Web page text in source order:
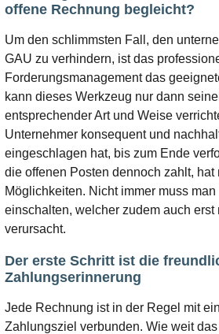
offene Rechnung begleicht?
Um den schlimmsten Fall, den
GAU zu verhindern, ist das
Forderungsmanagement das
kann dieses Werkzeug nur dann
entsprechender Art und Weise
Unternehmer konsequent und
eingeschlagen hat, bis zum Ende
die offenen Posten dennoch zahlt,
Möglichkeiten. Nicht immer muss
einschalten, welcher zudem auch erst
verursacht.
Der erste Schritt ist die
Zahlungserinnerung
Jede Rechnung ist in der Regel mit
Zahlungsziel verbunden. Wie weit